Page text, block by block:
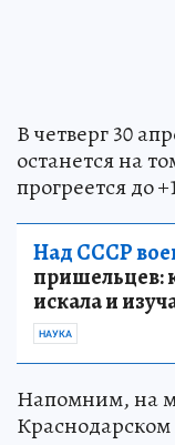
В четверг 30
останется на
прогреется до
Над СССР
пришельцев:
искала и
НАУКА
Напомним, на
Краснодарском